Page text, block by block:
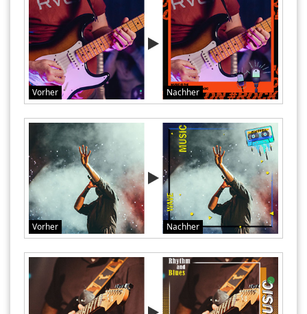
Vorher Nachher
Vorher Nachher